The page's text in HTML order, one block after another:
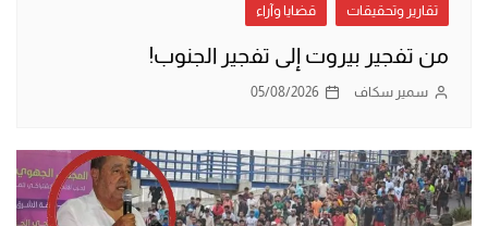
تقارير وتحقيقات قضايا وآراء
من تفجير بيروت إلى تفجير الجنوب!
سمير سكاف 05/08/2026